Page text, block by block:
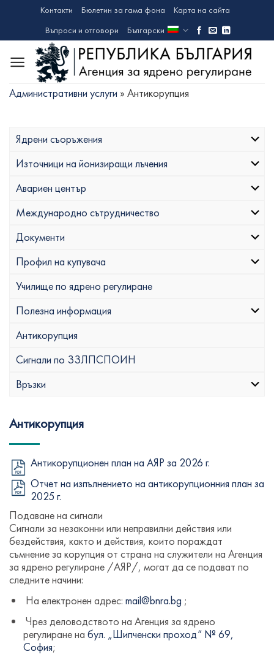
content
Контакти Бюлетин за гама фона
Карта на сайта
Въпроси и отговори
Български
Административни услуги » Антикорупция
Ядрени съоръжения
Източници на йонизиращи лъчения
Авариен център
Международно сътрудничество
Документи
Профил на купувача
Училище по ядрено регулиране
Полезна информация
Антикорупция
Сигнали по ЗЗЛПСПОИН
Връзки
Антикорупция
Антикорупционен план на АЯР за 2026 г.
Отчет на изпълнението на антикорупционния план за
2025 г.
Подаване на сигнали
Сигнали за незаконни или неправилни действия или
бездействия, както и действия, които пораждат
съмнение за корупция от страна на служители на Агенция
за ядрено регулиране /АЯР/, могат да се подават по
следните начини:
На електронен адрес:mail@bnra.bg ;
Чрез деловодството на Агенция за ядрено
регулиране набул. „Шипченски проход“ № 69,
София;